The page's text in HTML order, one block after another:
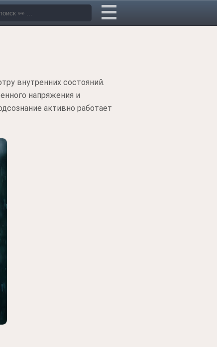
внутренних состояний.
напряжения и
активно работает